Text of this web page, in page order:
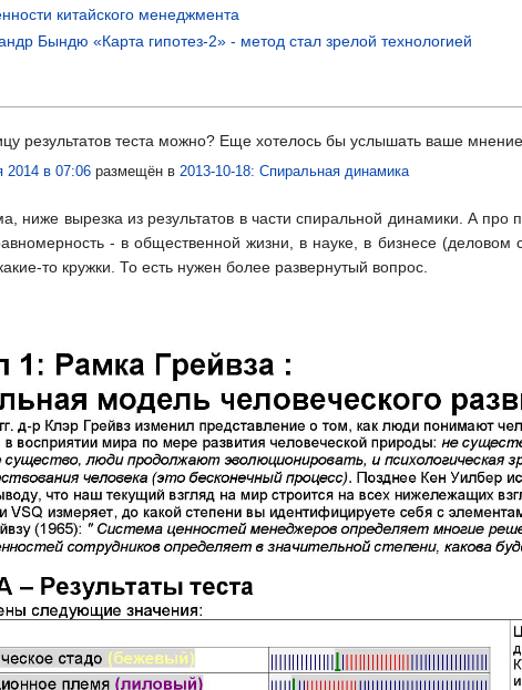
китайского менеджмента
Бындю «Карта гипотез-2» - метод стал зрелой технологией
результатов теста можно? Еще хотелось бы услышать ваше
2014 в 07:06 размещён в 2013-10-18: Спиральная динамика
ниже вырезка из результатов в части спиральной динамики. А
- в общественной жизни, в науке, в бизнесе
то кружки. То есть нужен более развернутый вопрос.